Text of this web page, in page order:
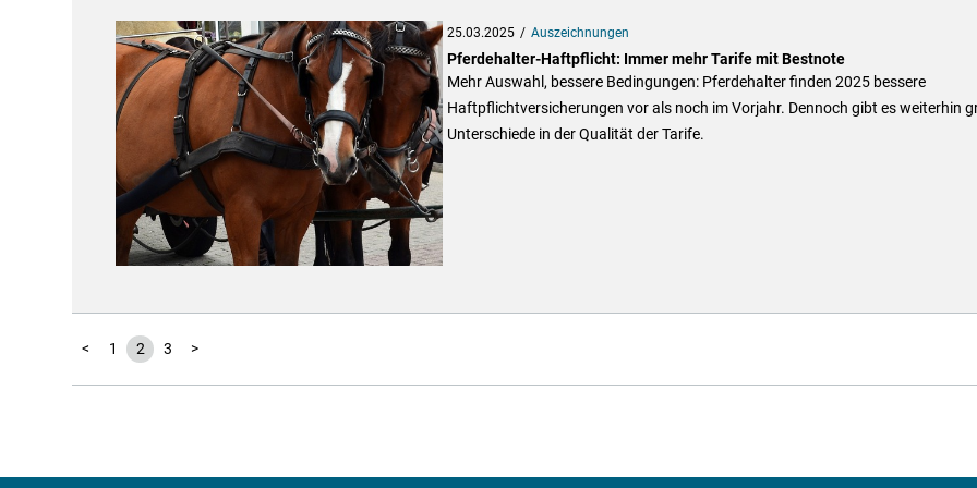
25.03.2025 Auszeichnungen
Pferdehalter-Haftpflicht: Immer mehr Tarife mit Bestnote
Mehr Auswahl, bessere Bedingungen: Pferdehalter finden 2025 bessere
Haftpflichtversicherungen vor als noch im Vorjahr. Dennoch gibt es weiterhin
Unterschiede in der Qualität der Tarife.
< 1 2 3 >